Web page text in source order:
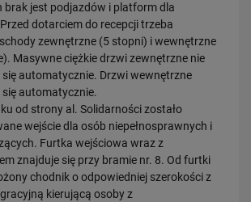
brak jest podjazdów i platform dla
dotarciem do recepcji trzeba
zewnętrzne (5 stopni) i wewnętrzne
Masywne ciężkie drzwi zewnętrzne nie
automatycznie. Drzwi wewnętrzne
automatycznie.
od strony al. Solidarności zostało
wejście dla osób niepełnosprawnych i
Furtka wejściowa wraz z
znajduje się przy bramie nr. 8. Od furtki
chodnik o odpowiedniej szerokości z
kierującą osoby z